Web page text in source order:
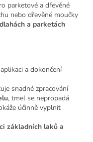
parketové a dřevěné
nebo dřevěné moučky
a parketách
a dokončení
snadné zpracování
, tmel se nepropadá
účinně vyplnit
základních laků a